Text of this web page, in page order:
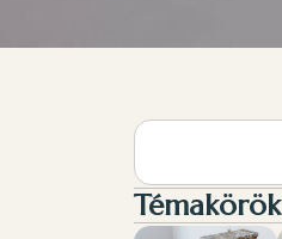
Témakörök